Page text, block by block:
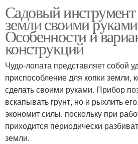
Садовый
земли своими
Особенности и
конструкций
Чудо-лопата представляет собой
приспособление для копки земли,
сделать своими руками. Прибор
вскапывать грунт, но и рыхлить
экономит силы, поскольку при
приходится периодически
земли.